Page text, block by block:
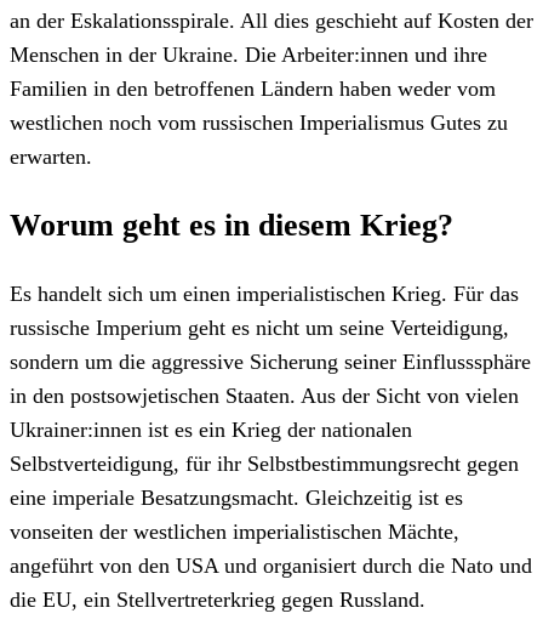
an der Eskalationsspirale. All dies geschieht auf Kosten der
Menschen in der Ukraine. Die Arbeiter:innen und ihre
Familien in den betroffenen Ländern haben weder vom
westlichen noch vom russischen Imperialismus Gutes zu
erwarten.
Worum geht es in diesem Krieg?
Es handelt sich um einen imperialistischen Krieg. Für das
russische Imperium geht es nicht um seine Verteidigung,
sondern um die aggressive Sicherung seiner Einflusssphäre
in den postsowjetischen Staaten. Aus der Sicht von vielen
Ukrainer:innen ist es ein Krieg der nationalen
Selbstverteidigung, für ihr Selbstbestimmungsrecht gegen
eine imperiale Besatzungsmacht. Gleichzeitig ist es
vonseiten der westlichen imperialistischen Mächte,
angeführt von den USA und organisiert durch die Nato und
die EU, ein Stellvertreterkrieg gegen Russland.